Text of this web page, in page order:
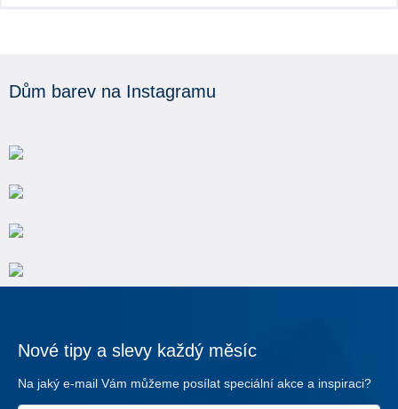
Dům barev na Instagramu
Nové tipy a slevy každý měsíc
Na jaký e-mail Vám můžeme posílat speciální akce a inspiraci?